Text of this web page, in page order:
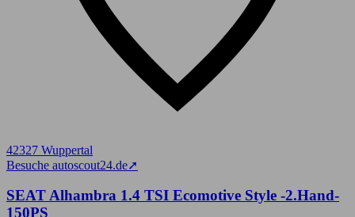
42327 Wuppertal
Besuche autoscout24.de➚
SEAT Alhambra 1.4 TSI Ecomotive Style -2.Hand-
150PS